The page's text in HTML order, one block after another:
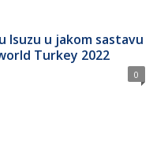
Isuzu u jakom sastavu
Turkey 2022
0